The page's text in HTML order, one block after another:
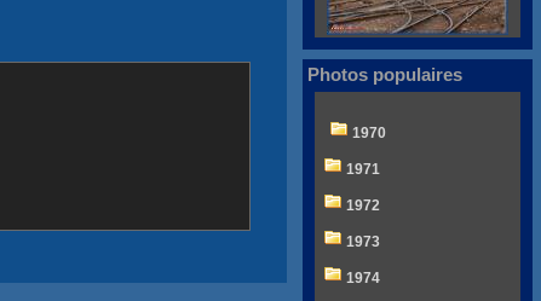
Photos populaires
1970
1971
1972
1973
1974